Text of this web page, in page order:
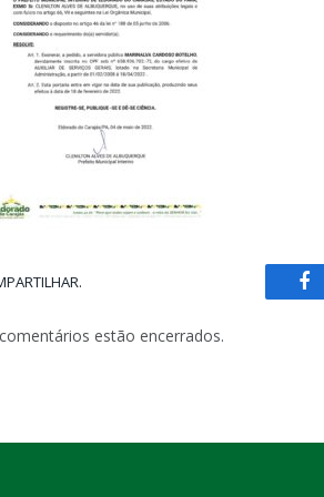
estão encerrados.